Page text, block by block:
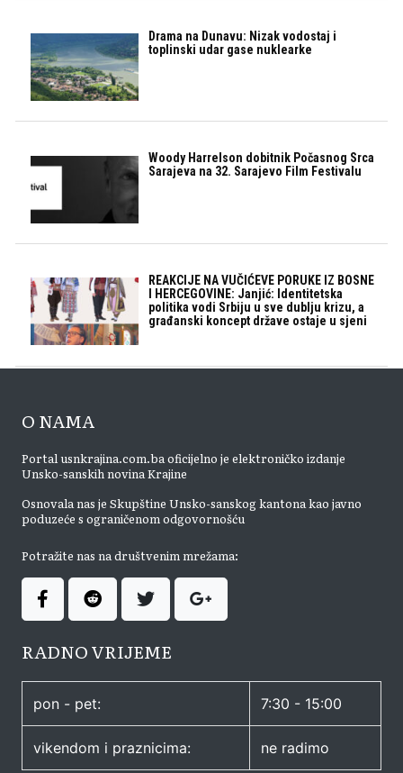
Drama na Dunavu: Nizak vodostaj i
toplinski udar gase nuklearke
Woody Harrelson dobitnik Počasnog Srca
Sarajeva na 32. Sarajevo Film Festivalu
REAKCIJE NA VUČIĆEVE PORUKE IZ BOSNE
I HERCEGOVINE: Janjić: Identitetska
politika vodi Srbiju u sve dublju krizu, a
građanski koncept države ostaje u sjeni
O NAMA
Portal usnkrajina.com.ba oficijelno je elektroničko izdanje
Unsko-sanskih novina Krajine
Osnovala nas je Skupštine Unsko-sanskog kantona kao javno
poduzeće s ograničenom odgovornošću
Potražite nas na društvenim mrežama:
RADNO VRIJEME
pon - pet: 7:30 - 15:00
vikendom i praznicima: ne radimo